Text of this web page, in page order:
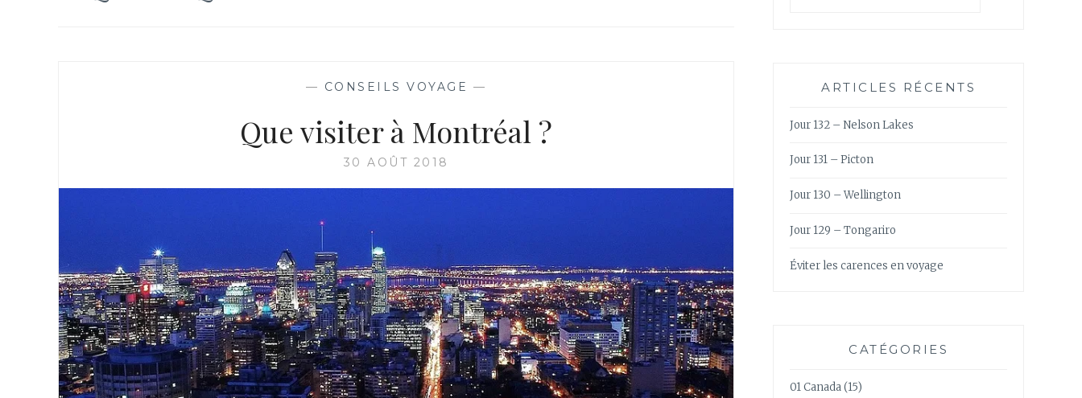
— CONSEILS VOYAGE —
Que visiter à Montréal ?
30 AOÛT 2018
ARTICLES RÉCENTS
Jour 132 – Nelson Lakes
Jour 131 – Picton
Jour 130 – Wellington
Jour 129 – Tongariro
Éviter les carences en voyage
CATÉGORIES
01 Canada(15)